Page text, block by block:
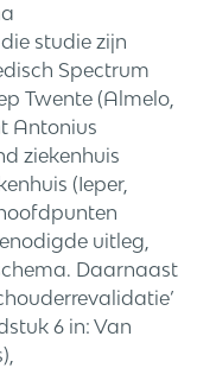
studie zijn
Spectrum
Twente (Almelo,
Antonius
ziekenhuis
(Ieper,
uitleg,
Daarnaast
6 in: Van